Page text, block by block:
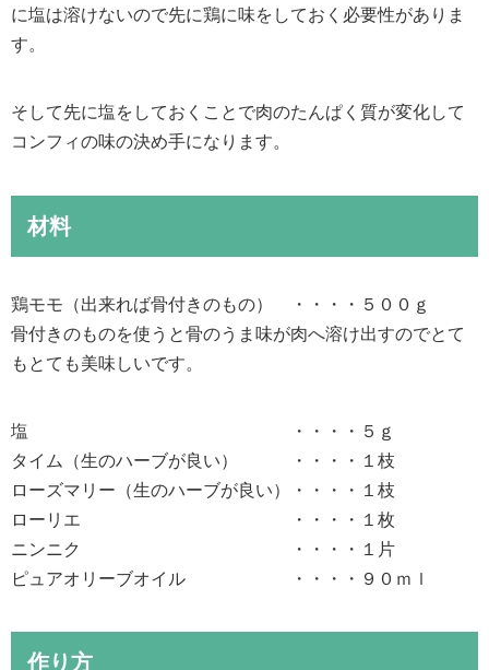
に塩は溶けないので先に鶏に味をしておく必要性がありま
す。
そして先に塩をしておくことで肉のたんぱく質が変化して
コンフィの味の決め手になります。
材料
鶏モモ（出来れば骨付きのもの） ・・・・５００ｇ
骨付きのものを使うと骨のうま味が肉へ溶け出すのでとて
もとても美味しいです。
塩 ・・・・５ｇ
タイム（生のハーブが良い） ・・・・１枝
ローズマリー（生のハーブが良い）・・・・１枝
ローリエ ・・・・１枚
ニンニク ・・・・１片
ピュアオリーブオイル ・・・・９０ｍｌ
作り方